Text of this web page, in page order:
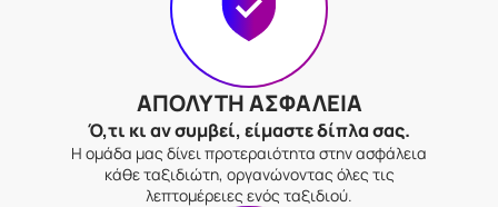
ΑΠΟΛΥΤΗ ΑΣΦΑΛΕΙΑ
Ό,τι κι αν συμβεί, είμαστε δίπλα σας.
Η ομάδα μας δίνει προτεραιότητα στην ασφάλεια
κάθε ταξιδιώτη, οργανώνοντας όλες τις
λεπτομέρειες ενός ταξιδιού.